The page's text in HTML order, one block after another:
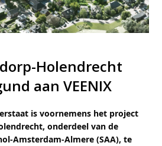
Holendrecht
aan VEENIX
is voornemens het project
onderdeel van de
Amsterdam-Almere (SAA), te